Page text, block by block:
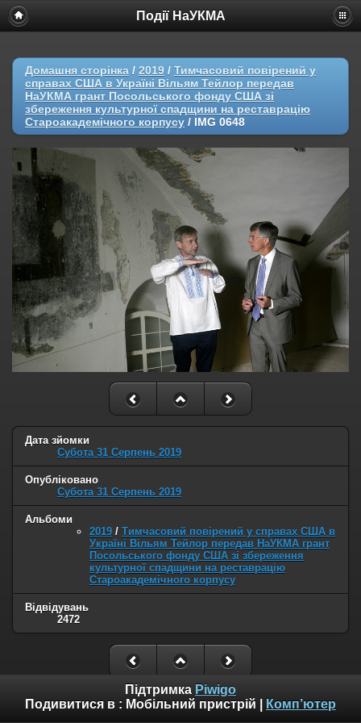
Події НаУКМА
Домашня сторінка / 2019 / Тимчасовий повірений у
справах США в Україні Вільям Тейлор передав
НаУКМА грант Посольського фонду США зі
збереження культурної спадщини на реставрацію
Староакадемічного корпусу / IMG 0648
Дата зйомки
Субота 31 Серпень 2019
Опубліковано
Субота 31 Серпень 2019
Альбоми
2019 / Тимчасовий повірений у справах США в
Україні Вільям Тейлор передав НаУКМА грант
Посольського фонду США зі збереження
культурної спадщини на реставрацію
Староакадемічного корпусу
Відвідувань
2472
Підтримка Piwigo
Подивитися в : Мобільний пристрій Комп’ютер